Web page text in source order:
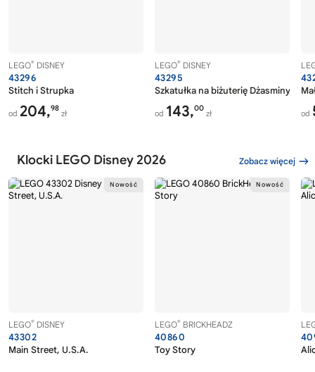
LEGO® DISNEY
43296
Stitch i Strupka
od 204,98
zł
LEGO® DISNEY
43295
Szkatułka na biżuterię Dżasminy
od 143,00
zł od
Klocki LEGO Disney 2026 Zobacz więcej
LEGO® DISNEY
43302
Main Street, U.S.A.
LEGO® BRICKHEADZ
40860
Toy Story